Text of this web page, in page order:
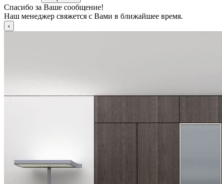
Спасибо за Ваше сообщение!
Наш менеджер свяжется с Вами в ближайшее время.